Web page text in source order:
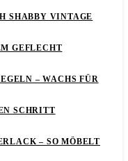
SHABBY VINTAGE
GEFLECHT
– WACHS FÜR
SCHRITT
– SO MÖBELT